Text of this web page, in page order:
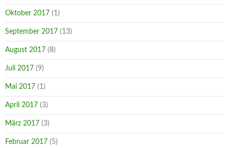
Oktober 2017 (1)
September 2017 (13)
August 2017 (8)
Juli 2017 (9)
Mai 2017 (1)
April 2017 (3)
März 2017 (3)
Februar 2017 (5)